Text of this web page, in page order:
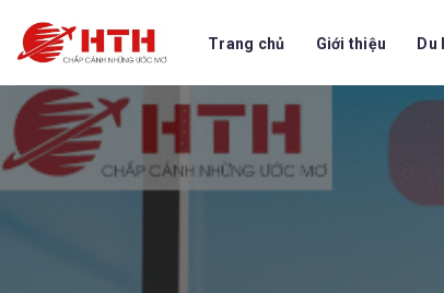
content
Trang chủ Giới thiệu Du